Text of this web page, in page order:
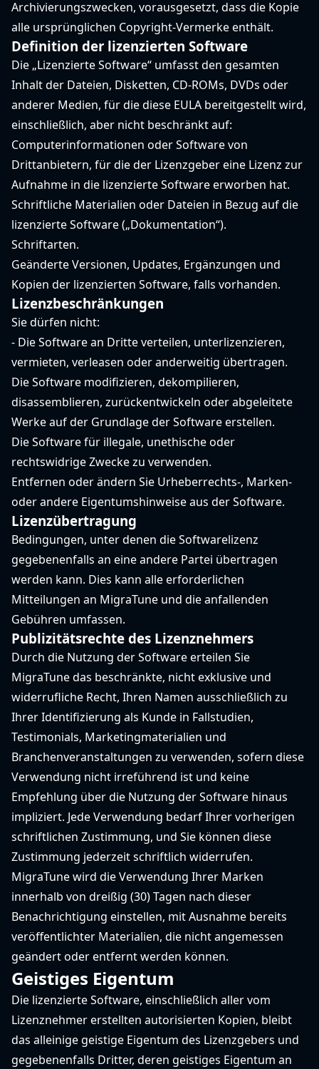
Archivierungszwecken, vorausgesetzt, dass die Kopie
alle ursprünglichen Copyright-Vermerke enthält.
Definition der lizenzierten Software
Die „Lizenzierte Software“ umfasst den gesamten
Inhalt der Dateien, Disketten, CD-ROMs, DVDs oder
anderer Medien, für die diese EULA bereitgestellt wird,
einschließlich, aber nicht beschränkt auf:
Computerinformationen oder Software von
Drittanbietern, für die der Lizenzgeber eine Lizenz zur
Aufnahme in die lizenzierte Software erworben hat.
Schriftliche Materialien oder Dateien in Bezug auf die
lizenzierte Software („Dokumentation“).
Schriftarten.
Geänderte Versionen, Updates, Ergänzungen und
Kopien der lizenzierten Software, falls vorhanden.
Lizenzbeschränkungen
Sie dürfen nicht:
- Die Software an Dritte verteilen, unterlizenzieren,
vermieten, verleasen oder anderweitig übertragen.
Die Software modifizieren, dekompilieren,
disassemblieren, zurückentwickeln oder abgeleitete
Werke auf der Grundlage der Software erstellen.
Die Software für illegale, unethische oder
rechtswidrige Zwecke zu verwenden.
Entfernen oder ändern Sie Urheberrechts-, Marken-
oder andere Eigentumshinweise aus der Software.
Lizenzübertragung
Bedingungen, unter denen die Softwarelizenz
gegebenenfalls an eine andere Partei übertragen
werden kann. Dies kann alle erforderlichen
Mitteilungen an MigraTune und die anfallenden
Gebühren umfassen.
Publizitätsrechte des Lizenznehmers
Durch die Nutzung der Software erteilen Sie
MigraTune das beschränkte, nicht exklusive und
widerrufliche Recht, Ihren Namen ausschließlich zu
Ihrer Identifizierung als Kunde in Fallstudien,
Testimonials, Marketingmaterialien und
Branchenveranstaltungen zu verwenden, sofern diese
Verwendung nicht irreführend ist und keine
Empfehlung über die Nutzung der Software hinaus
impliziert. Jede Verwendung bedarf Ihrer vorherigen
schriftlichen Zustimmung, und Sie können diese
Zustimmung jederzeit schriftlich widerrufen.
MigraTune wird die Verwendung Ihrer Marken
innerhalb von dreißig (30) Tagen nach dieser
Benachrichtigung einstellen, mit Ausnahme bereits
veröffentlichter Materialien, die nicht angemessen
geändert oder entfernt werden können.
Geistiges Eigentum
Die lizenzierte Software, einschließlich aller vom
Lizenznehmer erstellten autorisierten Kopien, bleibt
das alleinige geistige Eigentum des Lizenzgebers und
gegebenenfalls Dritter, deren geistiges Eigentum an